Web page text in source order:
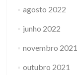
agosto 2022
junho 2022
novembro 2021
outubro 2021